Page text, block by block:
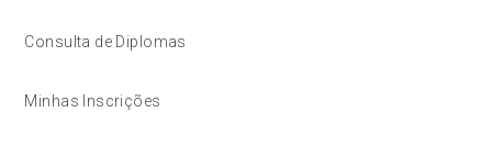
Consulta de Diplomas
Minhas Inscrições